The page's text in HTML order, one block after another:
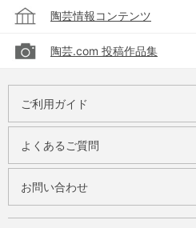
陶芸情報コンテンツ
陶芸.com 投稿作品集
ご利用ガイド
よくあるご質問
お問い合わせ